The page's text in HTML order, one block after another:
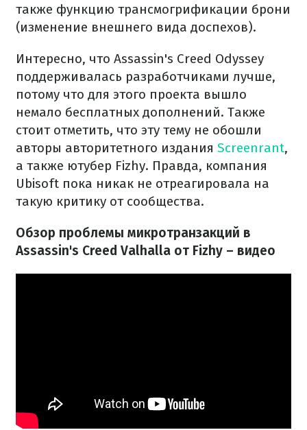
также функцию трансмогрификации брони
(изменение внешнего вида доспехов).
Интересно, что Assassin's Creed Odyssey
поддерживалась разработчиками лучше,
потому что для этого проекта вышло
немало бесплатных дополнений. Также
стоит отметить, что эту тему не обошли
авторы авторитетного издания Screenrant,
а также ютубер Fizhy. Правда, компания
Ubisoft пока никак не отреагировала на
такую критику от сообщества.
Обзор проблемы микротранзакций в
Assassin's Creed Valhalla от Fizhy – видео